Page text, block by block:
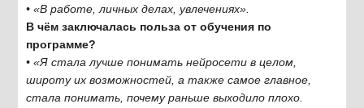
• «В работе, личных делах, увлечениях».
В чём заключалась польза от обучения по
программе?
• «Я стала лучше понимать нейросети в целом,
широту их возможностей, а также самое главное,
стала понимать, почему раньше выходило плохо.